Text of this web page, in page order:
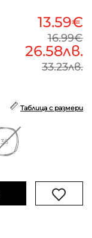
13.59€
16.99€
26.58лв.
33.23лв.
Таблица с размери
36